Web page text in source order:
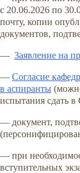
с 20.06.2026 по
почту, копии
документов,
— Заявление на
— Согласие
в аспиранты
испытания сдать
— документ,
— при
вступительных